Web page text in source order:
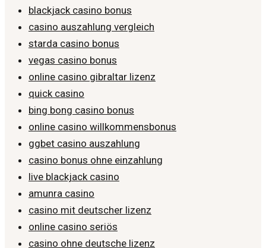
blackjack casino bonus
casino auszahlung vergleich
starda casino bonus
vegas casino bonus
online casino gibraltar lizenz
quick casino
bing bong casino bonus
online casino willkommensbonus
ggbet casino auszahlung
casino bonus ohne einzahlung
live blackjack casino
amunra casino
casino mit deutscher lizenz
online casino seriös
casino ohne deutsche lizenz